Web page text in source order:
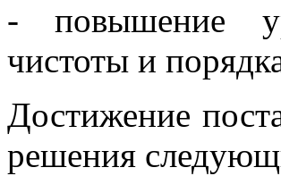
- повышение
чистоты и
Достижение
решения